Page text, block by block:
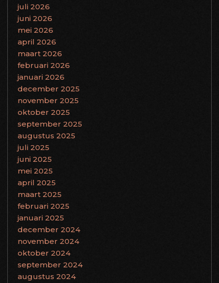
juli 2026
juni 2026
mei 2026
april 2026
maart 2026
februari 2026
januari 2026
december 2025
november 2025
oktober 2025
september 2025
augustus 2025
juli 2025
juni 2025
mei 2025
april 2025
maart 2025
februari 2025
januari 2025
december 2024
november 2024
oktober 2024
september 2024
augustus 2024